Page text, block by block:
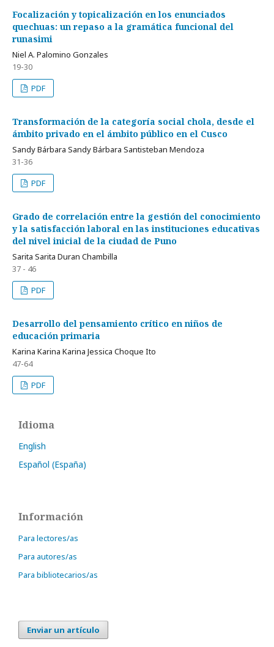
Focalización y topicalización en los enunciados
quechuas: un repaso a la gramática funcional del
runasimi
Niel A. Palomino Gonzales
19-30
PDF
Transformación de la categoría social chola, desde el
ámbito privado en el ámbito público en el Cusco
Sandy Bárbara Sandy Bárbara Santisteban Mendoza
31-36
PDF
Grado de correlación entre la gestión del conocimiento
y la satisfacción laboral en las instituciones educativas
del nivel inicial de la ciudad de Puno
Sarita Sarita Duran Chambilla
37 - 46
PDF
Desarrollo del pensamiento crítico en niños de
educación primaria
Karina Karina Karina Jessica Choque Ito
47-64
PDF
Idioma
English
Español (España)
Información
Para lectores/as
Para autores/as
Para bibliotecarios/as
Enviar un artículo